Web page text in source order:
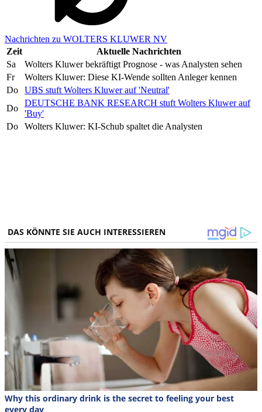
Nachrichten zu WOLTERS KLUWER NV
Zeit
Aktuelle Nachrichten
Sa
Wolters Kluwer bekräftigt Prognose - was Analysten sehen
Fr
Wolters Kluwer: Diese KI-Wende sollten Anleger kennen
Do
UBS stuft Wolters Kluwer auf 'Neutral'
Do
DEUTSCHE BANK RESEARCH stuft Wolters Kluwer auf
'Buy'
Do
Wolters Kluwer: KI-Schub spaltet die Analysten